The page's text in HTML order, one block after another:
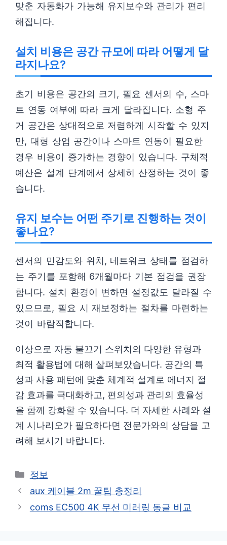
맞춘 자동화가 가능해 유지보수와 관리가 편리
해집니다.
설치 비용은 공간 규모에 따라 어떻게 달
라지나요?
초기 비용은 공간의 크기, 필요 센서의 수, 스마
트 연동 여부에 따라 크게 달라집니다. 소형 주
거 공간은 상대적으로 저렴하게 시작할 수 있지
만, 대형 상업 공간이나 스마트 연동이 필요한
경우 비용이 증가하는 경향이 있습니다. 구체적
예산은 설계 단계에서 상세히 산정하는 것이 좋
습니다.
유지 보수는 어떤 주기로 진행하는 것이
좋나요?
센서의 민감도와 위치, 네트워크 상태를 점검하
는 주기를 포함해 6개월마다 기본 점검을 권장
합니다. 설치 환경이 변하면 설정값도 달라질 수
있으므로, 필요 시 재보정하는 절차를 마련하는
것이 바람직합니다.
이상으로 자동 불끄기 스위치의 다양한 유형과
최적 활용법에 대해 살펴보았습니다. 공간의 특
성과 사용 패턴에 맞춘 체계적 설계로 에너지 절
감 효과를 극대화하고, 편의성과 관리의 효율성
을 함께 강화할 수 있습니다. 더 자세한 사례와 설
계 시나리오가 필요하다면 전문가와의 상담을 고
려해 보시기 바랍니다.
카
테
리
정보
aux 케이블 2m 꿀팁 총정리
coms EC500 4K 무선 미러링 동글 비교